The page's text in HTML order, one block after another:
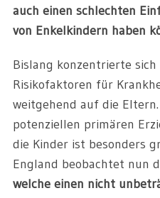
auch einen schlechten
von Enkelkindern haben
Bislang konzentrierte
Risikofaktoren für
weitgehend auf die
potenziellen primären
die Kinder ist besonders
England beobachtet nun
welche einen nicht